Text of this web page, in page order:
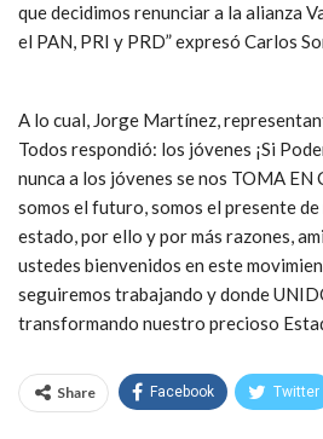
que decidimos renunciar a la alianza
el PAN, PRI y PRD” expresó Carlos
A lo cual, Jorge Martínez,
Todos respondió: los jóvenes ¡Si
nunca a los jóvenes se nos TOMA EN
somos el futuro, somos el presente
estado, por ello y por más razones,
ustedes bienvenidos en este
seguiremos trabajando y donde
transformando nuestro precioso
Share Facebook Twitter